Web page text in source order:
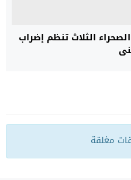
الثلاث تنظم إضراب
مغلقة